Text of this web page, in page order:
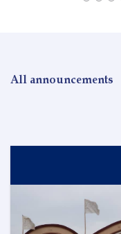
All announcements